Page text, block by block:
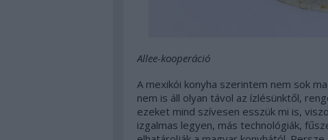
Allee-kooperáció
A mexikói konyha szerintem nem sok
nem is áll olyan távol az ízlésünktől,
ezeket mind szívesen esszük mi is,
izgalmas legyen, más technológiák,